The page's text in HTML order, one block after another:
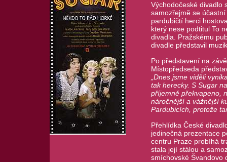
Východočeské divadlo
samozřejmě se
pardubičtí herci
který nese podtitul To
divadla. Pražskému
divadle představil
Po představení na
Místopředseda
„Dnes jsme viděli
tak herecky. S Sugar
příjemně překvapeno,
náročnější a vážnější
Pardubicích, protože
Přehlídka České
jedinečná prezentace
centru Praze probíhá
stala její stálou a
smíchovské Švandovo